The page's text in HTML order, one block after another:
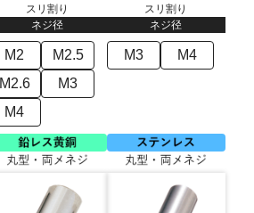
スリ割り
ネジ径
M2
M2.5
M2.6
M3
M4
スリ割り
ネジ径
M3 M4